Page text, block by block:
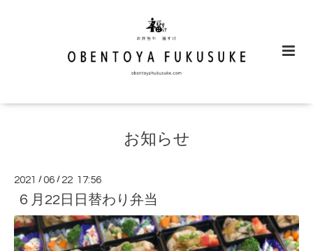
お知らせ
2021 /06 / 22 17:56
６月22日日替わり弁当